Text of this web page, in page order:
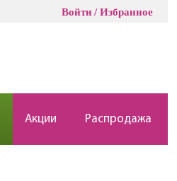
Войти Избранное
Акции Распродажа